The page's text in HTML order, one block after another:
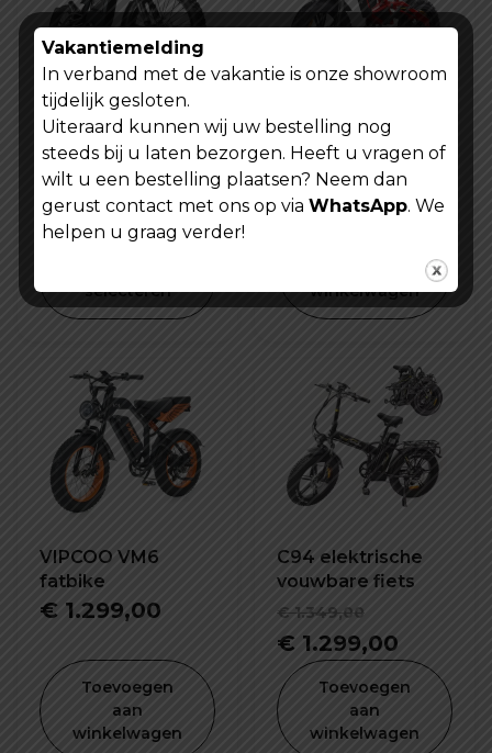
Ouxi GT2000
Crossmotor -
fatbike
1.499,00
Oorspronkelijke
prijs
was:
€1.399,00Huidige
prijs
€ 1.399,00.
selecteren
Hidoes B6 Fatbike
1.425,00
prijs
€
€1.399,00Huidige
€
winkelwagen
VIPCOO VM6
fatbike
€ 1.299,00
Toevoegen
aan
winkelwagen
C94 elektrische
vouwbare fiets
€1.349,00
prijs
was:
€
€ 1.299,00
prijs
€
Toevoegen
aan
winkelwagen
Vakantiemelding
In verband met de vakantie is onze showroom
tijdelijk gesloten.
Uiteraard kunnen wij uw bestelling nog
steeds bij u laten bezorgen. Heeft u vragen of
wilt u een bestelling plaatsen? Neem dan
gerust contact met ons op via WhatsApp. We
helpen u graag verder!